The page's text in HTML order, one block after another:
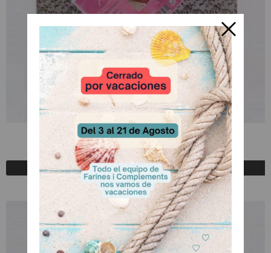
Base tarta 40 x 1cm
A Consultar
Registrarse para comprar